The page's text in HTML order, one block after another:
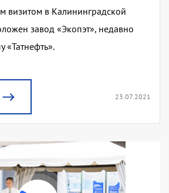
визитом в Калининградской
завод «Экопэт», недавно
«Татнефть».
23.07.2021